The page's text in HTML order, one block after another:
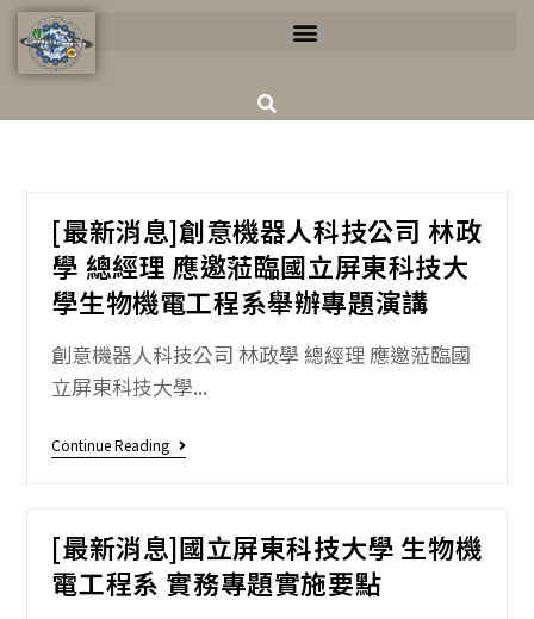
[最新消息]創意機器人科技公司 林政
學 總經理 應邀蒞臨國立屏東科技大
學生物機電工程系舉辦專題演講
創意機器人科技公司 林政學 總經理 應邀蒞臨國
立屏東科技大學...
Continue Reading
[最新消息]國立屏東科技大學 生物機
電工程系 實務專題實施要點